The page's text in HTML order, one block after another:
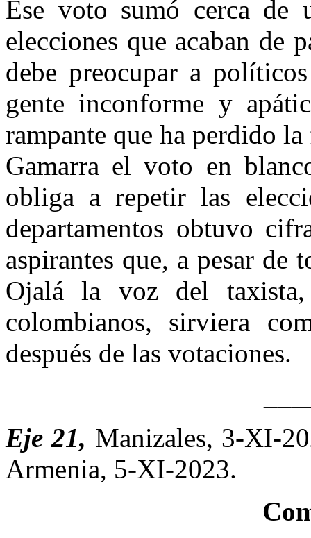
Ese voto sumó cerca de
elecciones que acaban de
debe preocupar a
gente inconforme y
rampante que ha perdido
Gamarra el voto en
obliga a repetir las
departamentos obtuvo
aspirantes que, a pesar de
Ojalá la voz del
colombianos, sirviera
después de las votaciones.
Eje 21, Manizales, 3-XI-
Armenia, 5-XI-2023.